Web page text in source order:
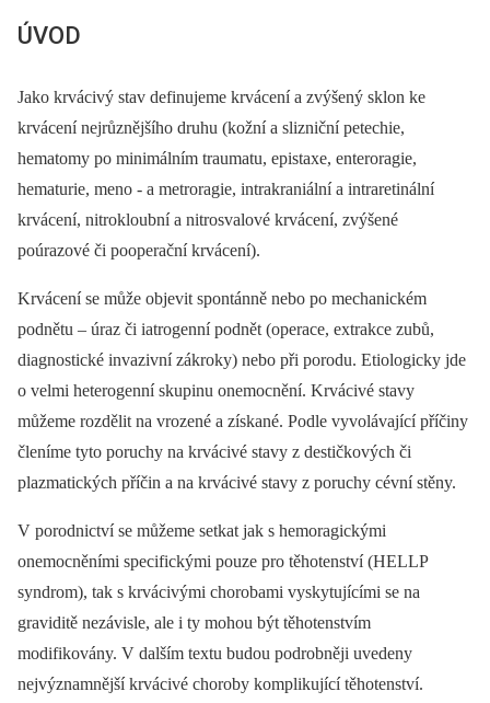
ÚVOD
Jako krvácivý stav definujeme krvácení a zvýšený sklon ke
krvácení nejrůznějšího druhu (kožní a slizniční petechie,
hematomy po minimálním traumatu, epistaxe, enteroragie,
hematurie, meno -⁠ a metroragie, intrakraniální a intraretinální
krvácení, nitrokloubní a nitrosvalové krvácení, zvýšené
poúrazové či pooperační krvácení).
Krvácení se může objevit spontánně nebo po mechanickém
podnětu –⁠ úraz či iatrogenní podnět (operace, extrakce zubů,
diagnostické invazivní zákroky) nebo při porodu. Etiologicky jde
o velmi heterogenní skupinu onemocnění. Krvácivé stavy
můžeme rozdělit na vrozené a získané. Podle vyvolávající příčiny
členíme tyto poruchy na krvácivé stavy z destičkových či
plazmatických příčin a na krvácivé stavy z poruchy cévní stěny.
V porodnictví se můžeme setkat jak s hemoragickými
onemocněními specifickými pouze pro těhotenství (HELLP
syndrom), tak s krvácivými chorobami vyskytujícími se na
graviditě nezávisle, ale i ty mohou být těhotenstvím
modifikovány. V dalším textu budou podrobněji uvedeny
nejvýznamnější krvácivé choroby komplikující těhotenství.